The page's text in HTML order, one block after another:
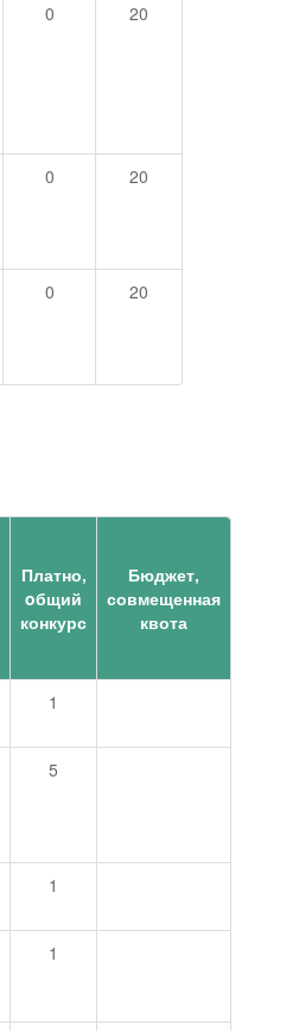
0 20
0 20
0 20
Платно,
oбщий
конкурс
Бюджет,
совмещенная
квота
1
5
1
1